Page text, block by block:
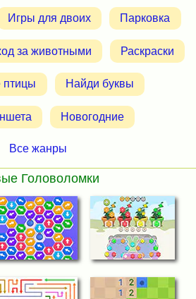
Игры для двоих Парковка
за животными Раскраски
птицы Найди буквы
Новогодние
Все жанры
Головоломки